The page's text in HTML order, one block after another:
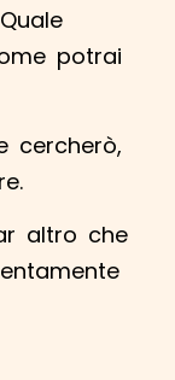
potrai
cercherò,
altro che